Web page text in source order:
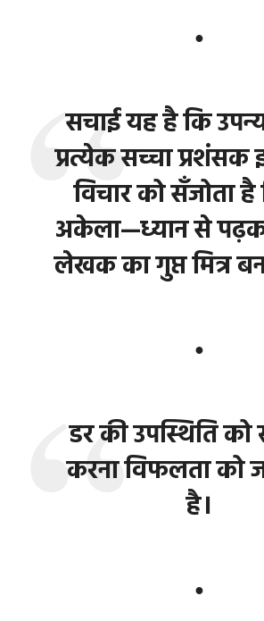
●
सचाई यह है कि
प्रत्येक सच्चा
विचार को सँजोता
अकेला—ध्यान से
लेखक का गुप्त मित्र
●
डर की उपस्थिति को
करना विफलता को
है।
●